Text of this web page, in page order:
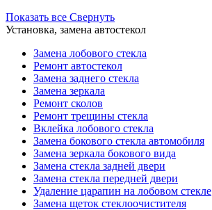
Показать все Свернуть
Установка, замена автостекол
Замена лобового стекла
Ремонт автостекол
Замена заднего стекла
Замена зеркала
Ремонт сколов
Ремонт трещины стекла
Вклейка лобового стекла
Замена бокового стекла автомобиля
Замена зеркала бокового вида
Замена стекла задней двери
Замена стекла передней двери
Удаление царапин на лобовом стекле
Замена щеток стеклоочистителя